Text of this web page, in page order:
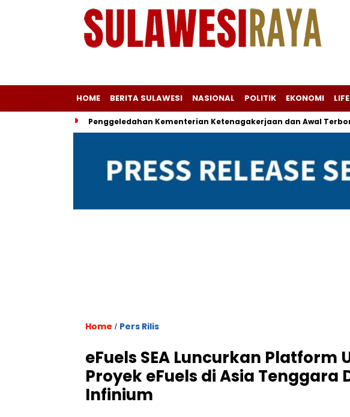
HOME BERITA SULAWESI NASIONAL POLITIK EKONOMI
Penggeledahan Kementerian Ketenagakerjaan dan Awal
Home / Pers Rilis
eFuels SEA Luncurkan
Proyek eFuels di Asia Tenggara
Infinium